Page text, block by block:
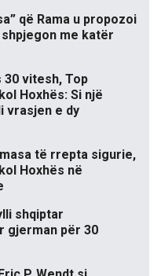
që Rama u propozoi
me katër
vitesh, Top
Hoxhës: Si një
vrasjen e dy
të rrepta sigurie,
Hoxhës në
shqiptar
gjerman për 30